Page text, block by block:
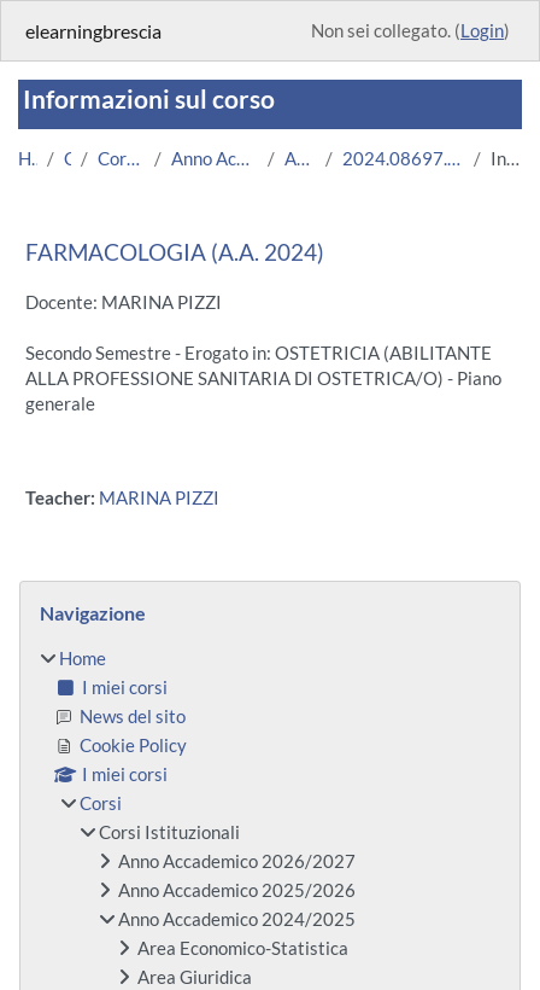
elearningbrescia Non sei collegato. (Login)
Informazioni sul corso
Home Corsi Corsi Istituzionali Anno Accademico 2024/2025 Area Medica 2024.08697.2011.3.U11943.N0_17836 Introduzione
FARMACOLOGIA (A.A. 2024)
Docente: MARINA PIZZI
Secondo Semestre - Erogato in: OSTETRICIA (ABILITANTE
ALLA PROFESSIONE SANITARIA DI OSTETRICA/O) - Piano
generale
Teacher: MARINA PIZZI
Blocchi
Navigazione
Home
I miei corsi
News del sito
Cookie Policy
I miei corsi
Corsi
Corsi Istituzionali
Anno Accademico 2026/2027
Anno Accademico 2025/2026
Anno Accademico 2024/2025
Area Economico-Statistica
Area Giuridica